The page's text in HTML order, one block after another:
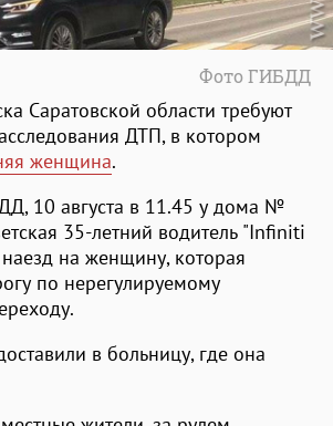
Фото ГИБДД
Саратовской области требуют
ДТП, в котором
женщина.
10 августа в 11.45 у дома №
35-летний водитель "Infiniti
на женщину, которая
по нерегулируемому
в больницу, где она